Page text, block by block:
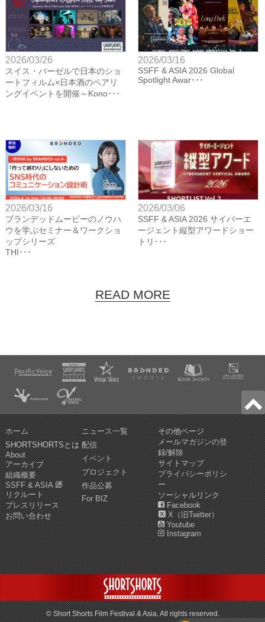
2026/03/26
スイス・バーゼルで日本のショ
ートフィルム×日本酒のペアリ
ングイベントを開催～Kono･･･
2026/03/16
SSFF & ASIA 2026 Global
Spotlight Awar･･･
2026/03/16
ブランデッドムービーのノウハ
ウを学ぶセミナー＆ワークショ
ップシリーズ
THI･･･
2026/03/06
SSFF & ASIA 2026 サイバーエ
ージェント縦型アワードショー
トリ･･･
READ MORE
ホーム
SHORTSHORTSとは
About
アーカイブ
組織概要
SSFF & ASIA
リクルート
プレスリリース
お問い合わせ
ニュース一覧
配信
イベント
プロジェクト
作品公募
For BIZ
その他ページ
メールマガジンの登
録/解除
サイトマップ
プライバシーポリシ
ー
ソーシャルリンク
Facebook
X（旧Twitter）
Youtube
Instagram
© Short Shorts Film Festival & Asia. All rights reserved.